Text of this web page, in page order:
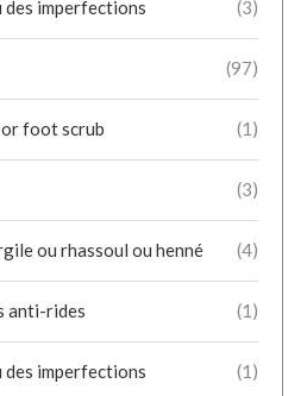
imperfections (3)
(97)
foot scrub (1)
(3)
ou rhassoul ou henné (4)
anti-rides (1)
imperfections (1)